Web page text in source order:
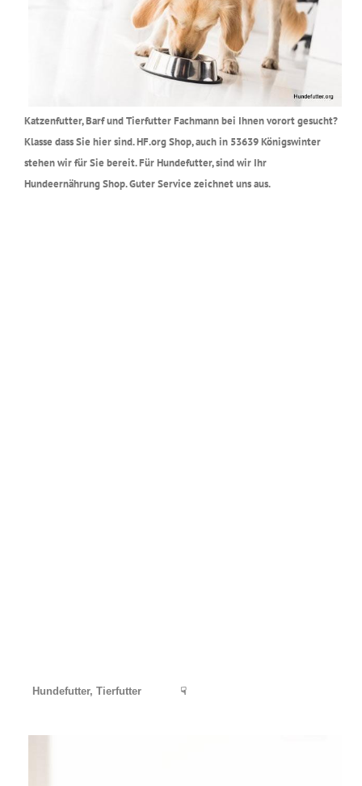
Katzenfutter, Barf und Tierfutter Fachmann bei Ihnen vorort gesucht?
Klasse dass Sie hier sind. HF.org Shop, auch in 53639 Königswinter
stehen wir für Sie bereit. Für Hundefutter, sind wir Ihr
Hundeernährung Shop. Guter Service zeichnet uns aus.
Hundefutter, Tierfutter ☟